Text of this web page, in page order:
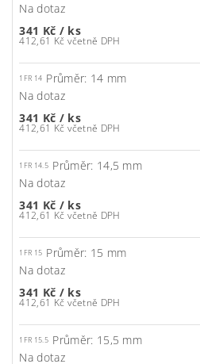
Na dotaz
341 Kč / ks
412,61 Kč včetně DPH
1FR 14 Průměr: 14 mm
Na dotaz
341 Kč / ks
412,61 Kč včetně DPH
1FR 14.5 Průměr: 14,5 mm
Na dotaz
341 Kč / ks
412,61 Kč včetně DPH
1FR 15 Průměr: 15 mm
Na dotaz
341 Kč / ks
412,61 Kč včetně DPH
1FR 15.5 Průměr: 15,5 mm
Na dotaz